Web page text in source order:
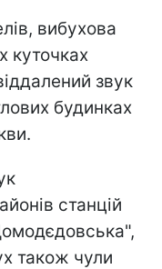
вибухова
куточках
звук
будинках
станцій
також чули